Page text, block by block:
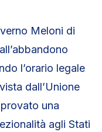
Meloni di
l’orario legale
dall’Unione
una
agli Stati